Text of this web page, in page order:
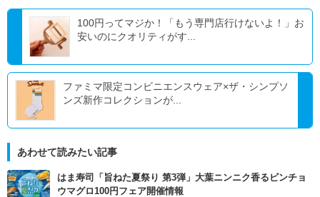
100円ってマジか！「もう専門店行けないよ！」お
安いのにクオリティがす...
ファミマ限定コンビニエンスウェア×ザ・シンプソ
ンズ新作コレクションが...
あわせて読みたい記事
はま寿司「旨ねた夏祭り 第3弾」大葉ニンニク香るビンチョ
ウマグロ100円フェア開催情報